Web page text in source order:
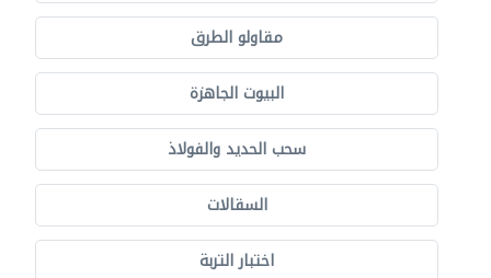
مقاولو الطرق
البيوت الجاهزة
سحب الحديد والفولاذ
السقالات
اختبار التربة